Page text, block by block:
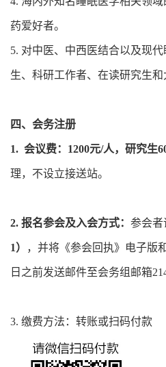
药爱好者。
5. 对中医、中西医结合以及现
生、科研工作者、在读研究生和
四、会务注册
1. 会议费：1200元/人，研究生
理，不设立接送站。
2. 报名参会及入会方式： 参会者
1） ，并将《参会回执》电子版
日之前发送邮件至会务组邮箱
3. 缴费方法：转账或扫码付款